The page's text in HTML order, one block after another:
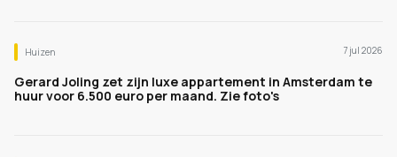
Huizen 7 jul 2026
Gerard Joling zet zijn luxe appartement in Amsterdam te
huur voor 6.500 euro per maand. Zie foto's